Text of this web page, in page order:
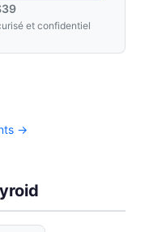
et confidentiel
→